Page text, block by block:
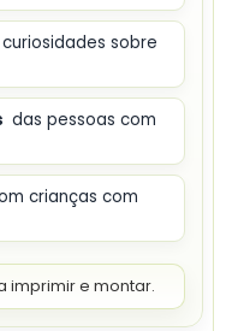
sobre
das pessoas com
crianças com
imprimir e montar.